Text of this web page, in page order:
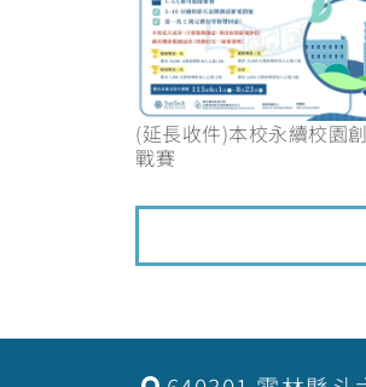
(延長收件)本校永續校園
戰賽